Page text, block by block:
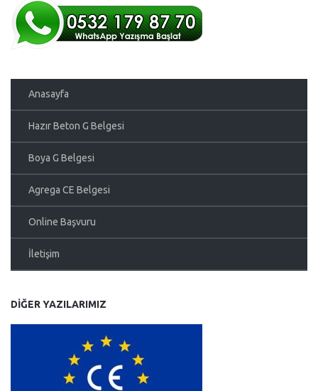
Anasayfa
Hazır Beton G Belgesi
Boya G Belgesi
Agrega CE Belgesi
Online Başvuru
İletişim
DIĞER YAZILARIMIZ